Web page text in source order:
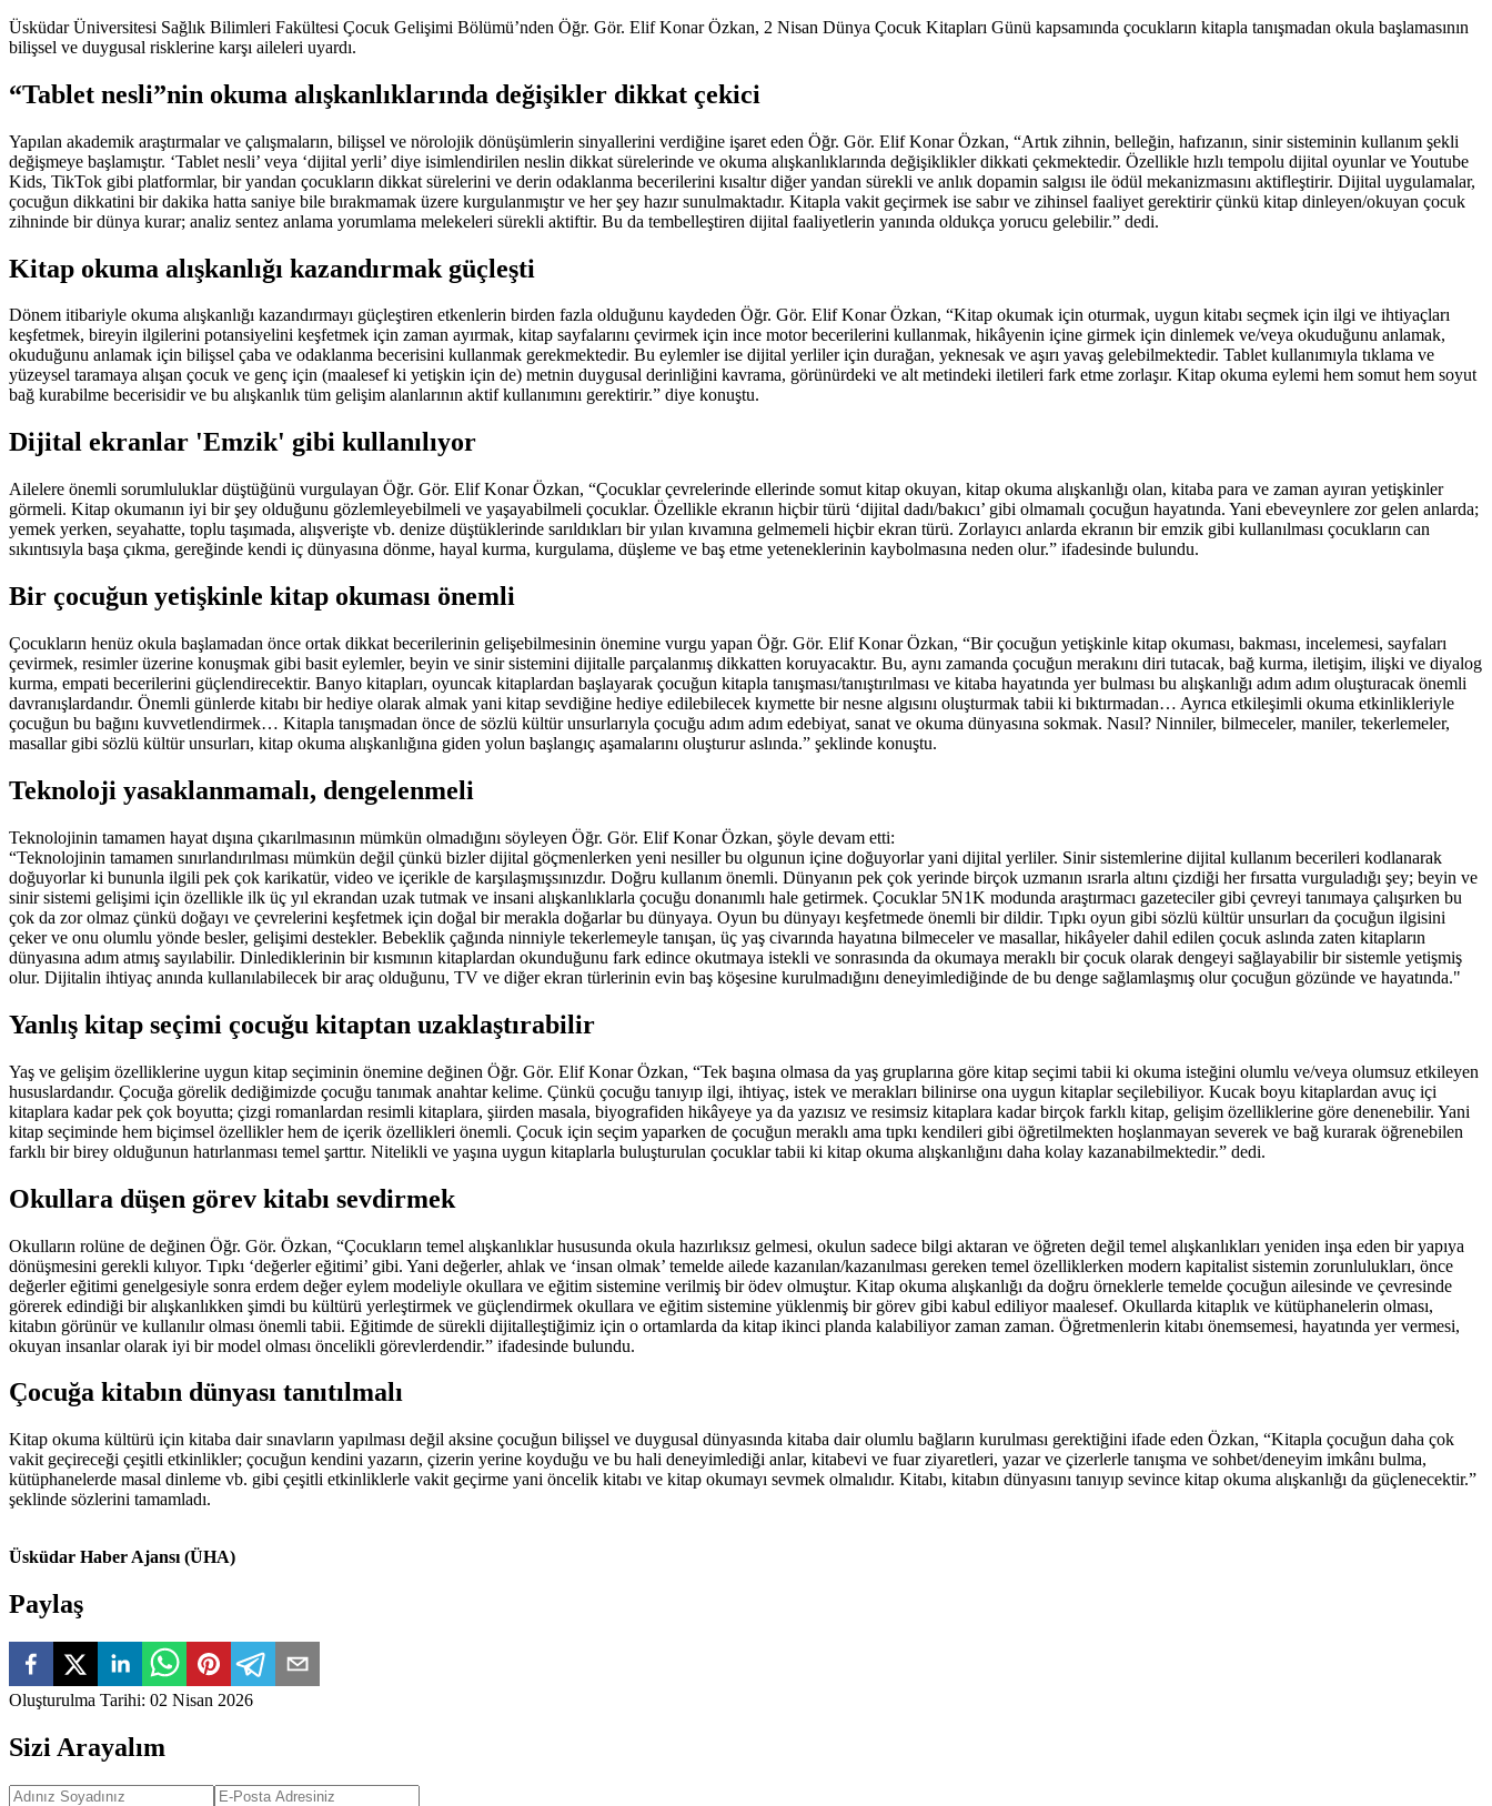
Üsküdar Üniversitesi Sağlık Bilimleri Fakültesi Çocuk Gelişimi Bölümü’nden Öğr. Gör. Elif Konar Özkan, 2 Nisan Dünya Çocuk Kitapları Günü kapsamında çocukların kitapla tanışmadan okula başlamasının
bilişsel ve duygusal risklerine karşı aileleri uyardı.
“Tablet nesli”nin okuma alışkanlıklarında değişikler dikkat çekici
Yapılan akademik araştırmalar ve çalışmaların, bilişsel ve nörolojik dönüşümlerin sinyallerini verdiğine işaret eden Öğr. Gör. Elif Konar Özkan, “Artık zihnin, belleğin, hafızanın, sinir sisteminin kullanım şekli
değişmeye başlamıştır. ‘Tablet nesli’ veya ‘dijital yerli’ diye isimlendirilen neslin dikkat sürelerinde ve okuma alışkanlıklarında değişiklikler dikkati çekmektedir. Özellikle hızlı tempolu dijital oyunlar ve Youtube
Kids, TikTok gibi platformlar, bir yandan çocukların dikkat sürelerini ve derin odaklanma becerilerini kısaltır diğer yandan sürekli ve anlık dopamin salgısı ile ödül mekanizmasını aktifleştirir. Dijital uygulamalar,
çocuğun dikkatini bir dakika hatta saniye bile bırakmamak üzere kurgulanmıştır ve her şey hazır sunulmaktadır. Kitapla vakit geçirmek ise sabır ve zihinsel faaliyet gerektirir çünkü kitap dinleyen/okuyan çocuk
zihninde bir dünya kurar; analiz sentez anlama yorumlama melekeleri sürekli aktiftir. Bu da tembelleştiren dijital faaliyetlerin yanında oldukça yorucu gelebilir.” dedi.
Kitap okuma alışkanlığı kazandırmak güçleşti
Dönem itibariyle okuma alışkanlığı kazandırmayı güçleştiren etkenlerin birden fazla olduğunu kaydeden Öğr. Gör. Elif Konar Özkan, “Kitap okumak için oturmak, uygun kitabı seçmek için ilgi ve ihtiyaçları
keşfetmek, bireyin ilgilerini potansiyelini keşfetmek için zaman ayırmak, kitap sayfalarını çevirmek için ince motor becerilerini kullanmak, hikâyenin içine girmek için dinlemek ve/veya okuduğunu anlamak,
okuduğunu anlamak için bilişsel çaba ve odaklanma becerisini kullanmak gerekmektedir. Bu eylemler ise dijital yerliler için durağan, yeknesak ve aşırı yavaş gelebilmektedir. Tablet kullanımıyla tıklama ve
yüzeysel taramaya alışan çocuk ve genç için (maalesef ki yetişkin için de) metnin duygusal derinliğini kavrama, görünürdeki ve alt metindeki iletileri fark etme zorlaşır. Kitap okuma eylemi hem somut hem soyut
bağ kurabilme becerisidir ve bu alışkanlık tüm gelişim alanlarının aktif kullanımını gerektirir.” diye konuştu.
Dijital ekranlar 'Emzik' gibi kullanılıyor
Ailelere önemli sorumluluklar düştüğünü vurgulayan Öğr. Gör. Elif Konar Özkan, “Çocuklar çevrelerinde ellerinde somut kitap okuyan, kitap okuma alışkanlığı olan, kitaba para ve zaman ayıran yetişkinler
görmeli. Kitap okumanın iyi bir şey olduğunu gözlemleyebilmeli ve yaşayabilmeli çocuklar. Özellikle ekranın hiçbir türü ‘dijital dadı/bakıcı’ gibi olmamalı çocuğun hayatında. Yani ebeveynlere zor gelen anlarda;
yemek yerken, seyahatte, toplu taşımada, alışverişte vb. denize düştüklerinde sarıldıkları bir yılan kıvamına gelmemeli hiçbir ekran türü. Zorlayıcı anlarda ekranın bir emzik gibi kullanılması çocukların can
sıkıntısıyla başa çıkma, gereğinde kendi iç dünyasına dönme, hayal kurma, kurgulama, düşleme ve baş etme yeteneklerinin kaybolmasına neden olur.” ifadesinde bulundu.
Bir çocuğun yetişkinle kitap okuması önemli
Çocukların henüz okula başlamadan önce ortak dikkat becerilerinin gelişebilmesinin önemine vurgu yapan Öğr. Gör. Elif Konar Özkan, “Bir çocuğun yetişkinle kitap okuması, bakması, incelemesi, sayfaları
çevirmek, resimler üzerine konuşmak gibi basit eylemler, beyin ve sinir sistemini dijitalle parçalanmış dikkatten koruyacaktır. Bu, aynı zamanda çocuğun merakını diri tutacak, bağ kurma, iletişim, ilişki ve diyalog
kurma, empati becerilerini güçlendirecektir. Banyo kitapları, oyuncak kitaplardan başlayarak çocuğun kitapla tanışması/tanıştırılması ve kitaba hayatında yer bulması bu alışkanlığı adım adım oluşturacak önemli
davranışlardandır. Önemli günlerde kitabı bir hediye olarak almak yani kitap sevdiğine hediye edilebilecek kıymette bir nesne algısını oluşturmak tabii ki bıktırmadan… Ayrıca etkileşimli okuma etkinlikleriyle
çocuğun bu bağını kuvvetlendirmek… Kitapla tanışmadan önce de sözlü kültür unsurlarıyla çocuğu adım adım edebiyat, sanat ve okuma dünyasına sokmak. Nasıl? Ninniler, bilmeceler, maniler, tekerlemeler,
masallar gibi sözlü kültür unsurları, kitap okuma alışkanlığına giden yolun başlangıç aşamalarını oluşturur aslında.” şeklinde konuştu.
Teknoloji yasaklanmamalı, dengelenmeli
Teknolojinin tamamen hayat dışına çıkarılmasının mümkün olmadığını söyleyen Öğr. Gör. Elif Konar Özkan, şöyle devam etti:
“Teknolojinin tamamen sınırlandırılması mümkün değil çünkü bizler dijital göçmenlerken yeni nesiller bu olgunun içine doğuyorlar yani dijital yerliler. Sinir sistemlerine dijital kullanım becerileri kodlanarak
doğuyorlar ki bununla ilgili pek çok karikatür, video ve içerikle de karşılaşmışsınızdır. Doğru kullanım önemli. Dünyanın pek çok yerinde birçok uzmanın ısrarla altını çizdiği her fırsatta vurguladığı şey; beyin ve
sinir sistemi gelişimi için özellikle ilk üç yıl ekrandan uzak tutmak ve insani alışkanlıklarla çocuğu donanımlı hale getirmek. Çocuklar 5N1K modunda araştırmacı gazeteciler gibi çevreyi tanımaya çalışırken bu
çok da zor olmaz çünkü doğayı ve çevrelerini keşfetmek için doğal bir merakla doğarlar bu dünyaya. Oyun bu dünyayı keşfetmede önemli bir dildir. Tıpkı oyun gibi sözlü kültür unsurları da çocuğun ilgisini
çeker ve onu olumlu yönde besler, gelişimi destekler. Bebeklik çağında ninniyle tekerlemeyle tanışan, üç yaş civarında hayatına bilmeceler ve masallar, hikâyeler dahil edilen çocuk aslında zaten kitapların
dünyasına adım atmış sayılabilir. Dinlediklerinin bir kısmının kitaplardan okunduğunu fark edince okutmaya istekli ve sonrasında da okumaya meraklı bir çocuk olarak dengeyi sağlayabilir bir sistemle yetişmiş
olur. Dijitalin ihtiyaç anında kullanılabilecek bir araç olduğunu, TV ve diğer ekran türlerinin evin baş köşesine kurulmadığını deneyimlediğinde de bu denge sağlamlaşmış olur çocuğun gözünde ve hayatında."
Yanlış kitap seçimi çocuğu kitaptan uzaklaştırabilir
Yaş ve gelişim özelliklerine uygun kitap seçiminin önemine değinen Öğr. Gör. Elif Konar Özkan, “Tek başına olmasa da yaş gruplarına göre kitap seçimi tabii ki okuma isteğini olumlu ve/veya olumsuz etkileyen
hususlardandır. Çocuğa görelik dediğimizde çocuğu tanımak anahtar kelime. Çünkü çocuğu tanıyıp ilgi, ihtiyaç, istek ve merakları bilinirse ona uygun kitaplar seçilebiliyor. Kucak boyu kitaplardan avuç içi
kitaplara kadar pek çok boyutta; çizgi romanlardan resimli kitaplara, şiirden masala, biyografiden hikâyeye ya da yazısız ve resimsiz kitaplara kadar birçok farklı kitap, gelişim özelliklerine göre denenebilir. Yani
kitap seçiminde hem biçimsel özellikler hem de içerik özellikleri önemli. Çocuk için seçim yaparken de çocuğun meraklı ama tıpkı kendileri gibi öğretilmekten hoşlanmayan severek ve bağ kurarak öğrenebilen
farklı bir birey olduğunun hatırlanması temel şarttır. Nitelikli ve yaşına uygun kitaplarla buluşturulan çocuklar tabii ki kitap okuma alışkanlığını daha kolay kazanabilmektedir.” dedi.
Okullara düşen görev kitabı sevdirmek
Okulların rolüne de değinen Öğr. Gör. Özkan, “Çocukların temel alışkanlıklar hususunda okula hazırlıksız gelmesi, okulun sadece bilgi aktaran ve öğreten değil temel alışkanlıkları yeniden inşa eden bir yapıya
dönüşmesini gerekli kılıyor. Tıpkı ‘değerler eğitimi’ gibi. Yani değerler, ahlak ve ‘insan olmak’ temelde ailede kazanılan/kazanılması gereken temel özelliklerken modern kapitalist sistemin zorunlulukları, önce
değerler eğitimi genelgesiyle sonra erdem değer eylem modeliyle okullara ve eğitim sistemine verilmiş bir ödev olmuştur. Kitap okuma alışkanlığı da doğru örneklerle temelde çocuğun ailesinde ve çevresinde
görerek edindiği bir alışkanlıkken şimdi bu kültürü yerleştirmek ve güçlendirmek okullara ve eğitim sistemine yüklenmiş bir görev gibi kabul ediliyor maalesef. Okullarda kitaplık ve kütüphanelerin olması,
kitabın görünür ve kullanılır olması önemli tabii. Eğitimde de sürekli dijitalleştiğimiz için o ortamlarda da kitap ikinci planda kalabiliyor zaman zaman. Öğretmenlerin kitabı önemsemesi, hayatında yer vermesi,
okuyan insanlar olarak iyi bir model olması öncelikli görevlerdendir.” ifadesinde bulundu.
Çocuğa kitabın dünyası tanıtılmalı
Kitap okuma kültürü için kitaba dair sınavların yapılması değil aksine çocuğun bilişsel ve duygusal dünyasında kitaba dair olumlu bağların kurulması gerektiğini ifade eden Özkan, “Kitapla çocuğun daha çok
vakit geçireceği çeşitli etkinlikler; çocuğun kendini yazarın, çizerin yerine koyduğu ve bu hali deneyimlediği anlar, kitabevi ve fuar ziyaretleri, yazar ve çizerlerle tanışma ve sohbet/deneyim imkânı bulma,
kütüphanelerde masal dinleme vb. gibi çeşitli etkinliklerle vakit geçirme yani öncelik kitabı ve kitap okumayı sevmek olmalıdır. Kitabı, kitabın dünyasını tanıyıp sevince kitap okuma alışkanlığı da güçlenecektir.”
şeklinde sözlerini tamamladı.
Üsküdar Haber Ajansı (ÜHA)
Paylaş
Oluşturulma Tarihi: 02 Nisan 2026
Sizi Arayalım